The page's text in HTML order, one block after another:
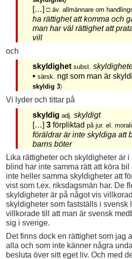
[…] □ äv. allmännare om
ha rättighet att komma och
man har väl rättighet att
vill
och
skyldighet subst.
• särsk. ngt som man är
skyldig 3〉
Vi lyder och tittar på
skyldig adj. skyldigt
[…] 3förpliktad på jur. el.
föräldrar är inte skyldiga att
barns böter
Lika rättigheter och skyldigheter är
blind har inte samma rätt att köra
inte heller samma skyldigheter att
vist som t.ex. riksdagsmän har. De
skyldigheter är på något vis
skyldigheter som fastställs i svensk
villkorade till att man är svensk
sig i sverige.
Det finns dock en rättighet som jag
alla och som inte känner några
besluta över sitt eget liv. Och med